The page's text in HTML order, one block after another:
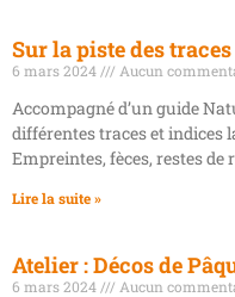
Sur la piste des
6 mars 2024 Aucun
Accompagné d’un guide
différentes traces et indices
Empreintes, fèces, restes de
Lire la suite »
Atelier : Décos de
6 mars 2024 Aucun